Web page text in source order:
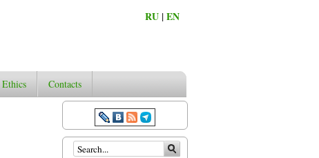
RU |EN
Contacts
Search form